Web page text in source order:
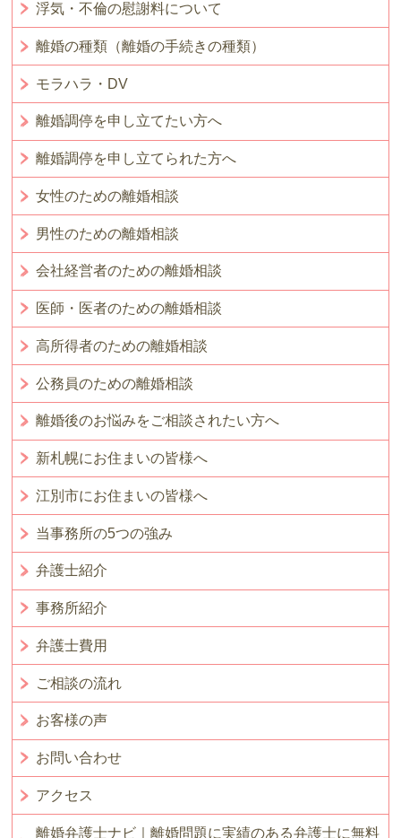
浮気・不倫の慰謝料について
離婚の種類（離婚の手続きの種類）
モラハラ・DV
離婚調停を申し立てたい方へ
離婚調停を申し立てられた方へ
女性のための離婚相談
男性のための離婚相談
会社経営者のための離婚相談
医師・医者のための離婚相談
高所得者のための離婚相談
公務員のための離婚相談
離婚後のお悩みをご相談されたい方へ
新札幌にお住まいの皆様へ
江別市にお住まいの皆様へ
当事務所の5つの強み
弁護士紹介
事務所紹介
弁護士費用
ご相談の流れ
お客様の声
お問い合わせ
アクセス
離婚弁護士ナビ｜離婚問題に実績のある弁護士に無料